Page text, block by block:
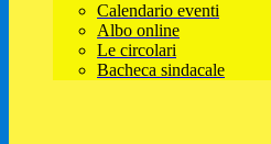
Calendario eventi
Albo online
Le circolari
Bacheca sindacale